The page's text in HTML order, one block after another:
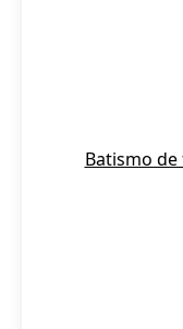
Batismo